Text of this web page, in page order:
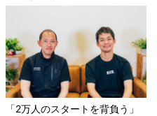
「2万人のスタートを背負う」